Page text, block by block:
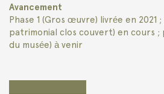
Avancement
Phase 1 (Gros œuvre) livrée en 2021
patrimonial clos couvert) en cours ;
du musée) à venir